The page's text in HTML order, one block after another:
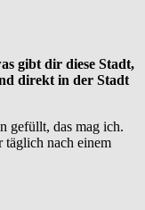
gibt dir diese Stadt,
direkt in der Stadt
gefüllt, das mag ich.
täglich nach einem